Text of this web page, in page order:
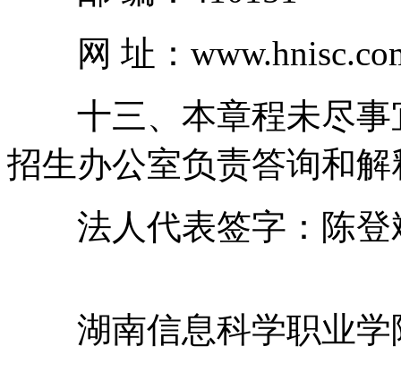
网 址：
十三、本章程未尽事
招生办公室负责答询和解
法人代表签字：陈登
湖南信息科学职业学